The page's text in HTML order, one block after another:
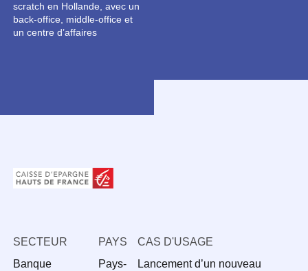
scratch en Hollande, avec un
back-office, middle-office et
un centre d’affaires
SECTEUR
Banque
PAYS
Pays-
CAS D'USAGE
Lancement d’un nouveau